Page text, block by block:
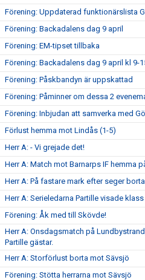
Förening: Uppdaterad funktionärslista
Förening: Backadalens dag 9 april
Förening: EM-tipset tillbaka
Förening: Backadalens dag 9 april kl 9-
Förening: Påskbandyn är uppskattad
Förening: Påminner om dessa 2
Förening: Inbjudan att samverka med
Förlust hemma mot Lindås (1-5)
Herr A: - Vi grejade det!
Herr A: Match mot Barnarps IF hemma
Herr A: På fastare mark efter seger
Herr A: Serieledarna Partille visade
Förening: Åk med till Skövde!
Herr A: Onsdagsmatch på
Partille gästar.
Herr A: Storförlust borta mot Sävsjö
Förening: Stötta herrarna mot Sävsjö